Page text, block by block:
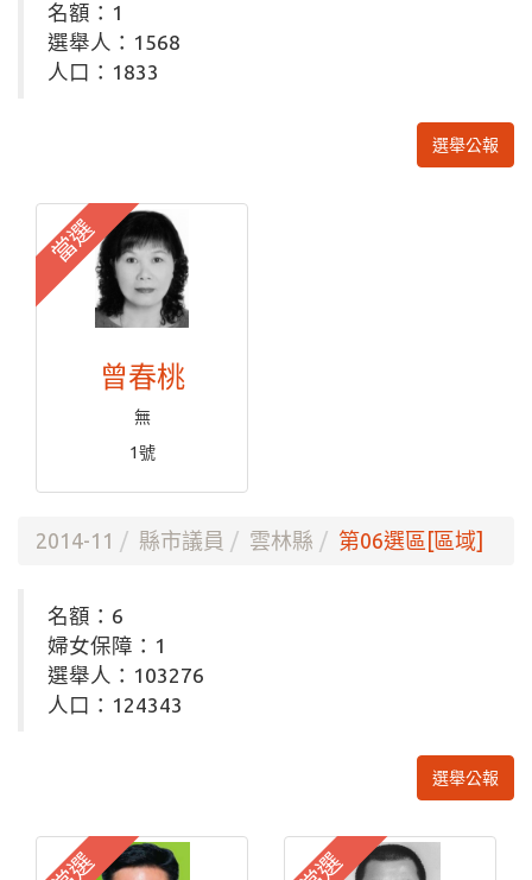
名額：1
選舉人：1568
人口：1833
選舉公報
當選
曾春桃
無
1號
2014-11 縣市議員 雲林縣 第06選區[區域]
名額：6
婦女保障：1
選舉人：103276
人口：124343
選舉公報